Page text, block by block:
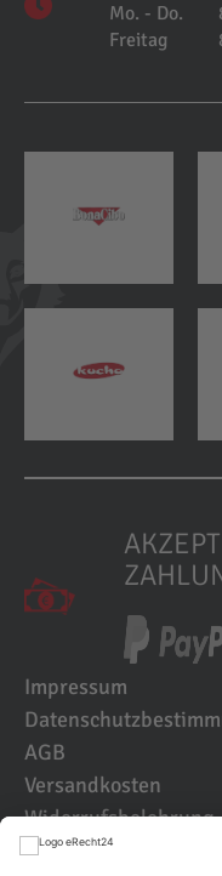
Mo. - Do.
Freitag
Impressum
AGB
Versandkosten
Widerrufsbelehrung
Kundenbewertungen